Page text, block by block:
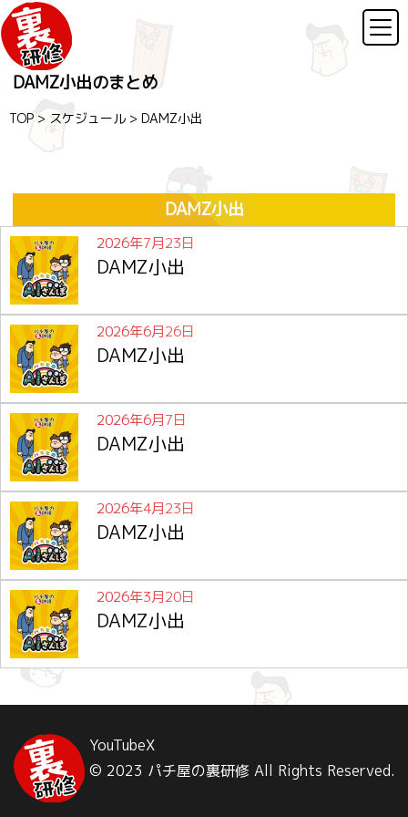
DAMZ小出のまとめ
TOP > スケジュール > DAMZ小出
DAMZ小出
2026年7月23日
DAMZ小出
2026年6月26日
DAMZ小出
2026年6月7日
DAMZ小出
2026年4月23日
DAMZ小出
2026年3月20日
DAMZ小出
YouTubeX
© 2023 パチ屋の裏研修 All Rights Reserved.